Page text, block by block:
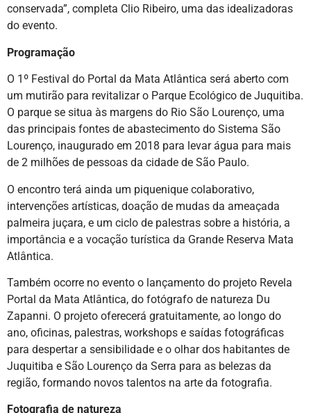
conservada”, completa Clio Ribeiro, uma das idealizadoras
do evento.
Programação
O 1º Festival do Portal da Mata Atlântica será aberto com
um mutirão para revitalizar o Parque Ecológico de Juquitiba.
O parque se situa às margens do Rio São Lourenço, uma
das principais fontes de abastecimento do Sistema São
Lourenço, inaugurado em 2018 para levar água para mais
de 2 milhões de pessoas da cidade de São Paulo.
O encontro terá ainda um piquenique colaborativo,
intervenções artísticas, doação de mudas da ameaçada
palmeira juçara, e um ciclo de palestras sobre a história, a
importância e a vocação turística da Grande Reserva Mata
Atlântica.
Também ocorre no evento o lançamento do projeto Revela
Portal da Mata Atlântica, do fotógrafo de natureza Du
Zapanni. O projeto oferecerá gratuitamente, ao longo do
ano, oficinas, palestras, workshops e saídas fotográficas
para despertar a sensibilidade e o olhar dos habitantes de
Juquitiba e São Lourenço da Serra para as belezas da
região, formando novos talentos na arte da fotografia.
Fotografia de natureza